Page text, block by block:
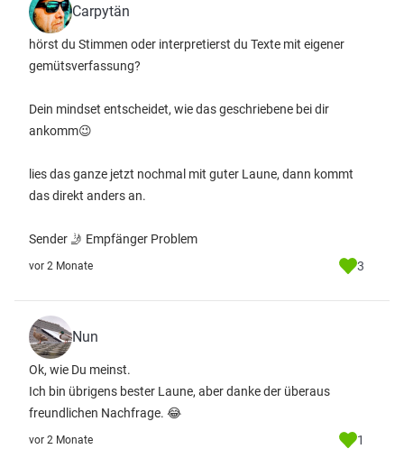
Carpytän
hörst du Stimmen oder interpretierst du Texte mit eigener
gemütsverfassung?
Dein mindset entscheidet, wie das geschriebene bei dir
ankomm😉
lies das ganze jetzt nochmal mit guter Laune, dann kommt
das direkt anders an.
Sender 🤳 Empfänger Problem
vor 2 Monate 3
Nun
Ok, wie Du meinst.
Ich bin übrigens bester Laune, aber danke der überaus
freundlichen Nachfrage. 😂
vor 2 Monate 1